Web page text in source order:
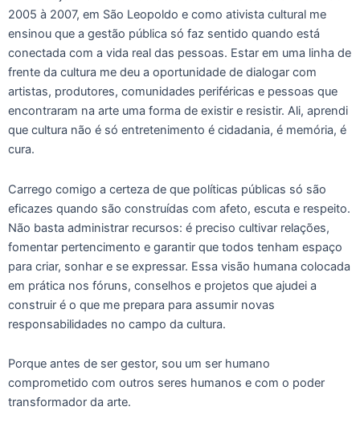
2005 à 2007, em São Leopoldo e como ativista cultural me
ensinou que a gestão pública só faz sentido quando está
conectada com a vida real das pessoas. Estar em uma linha de
frente da cultura me deu a oportunidade de dialogar com
artistas, produtores, comunidades periféricas e pessoas que
encontraram na arte uma forma de existir e resistir. Ali, aprendi
que cultura não é só entretenimento é cidadania, é memória, é
cura.
Carrego comigo a certeza de que políticas públicas só são
eficazes quando são construídas com afeto, escuta e respeito.
Não basta administrar recursos: é preciso cultivar relações,
fomentar pertencimento e garantir que todos tenham espaço
para criar, sonhar e se expressar. Essa visão humana colocada
em prática nos fóruns, conselhos e projetos que ajudei a
construir é o que me prepara para assumir novas
responsabilidades no campo da cultura.
Porque antes de ser gestor, sou um ser humano
comprometido com outros seres humanos e com o poder
transformador da arte.